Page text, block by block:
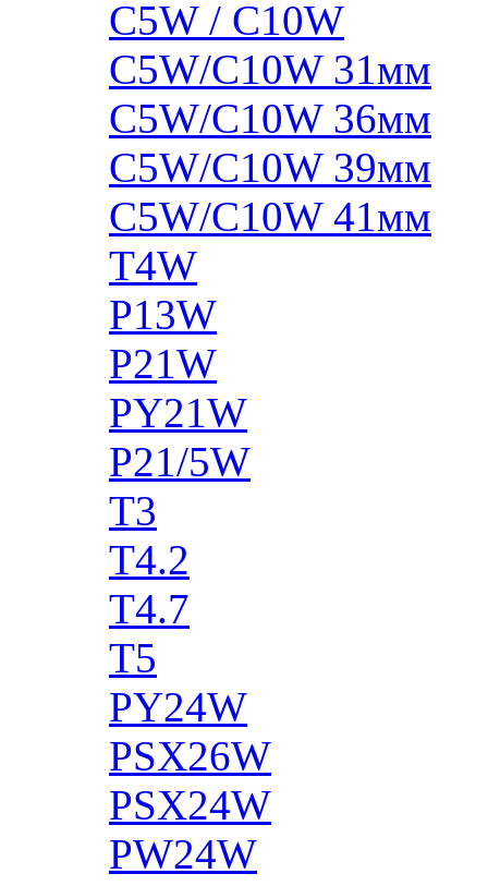
C5W / C10W
C5W/C10W 31мм
C5W/C10W 36мм
C5W/C10W 39мм
C5W/C10W 41мм
T4W
P13W
P21W
PY21W
P21/5W
T3
T4.2
T4.7
T5
PY24W
PSX26W
PSX24W
PW24W